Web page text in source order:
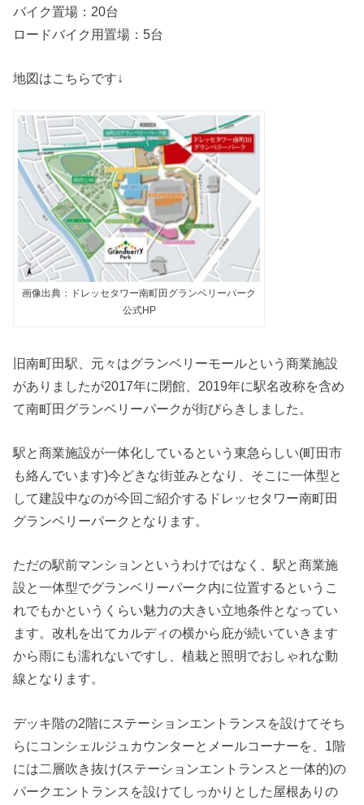
バイク置場：20台
ロードバイク用置場：5台
地図はこちらです↓
画像出典：ドレッセタワー南町田グランベリーパーク
公式HP
旧南町田駅、元々はグランベリーモールという商業施設
がありましたが2017年に閉館、2019年に駅名改称を含め
て南町田グランベリーパークが街びらきしました。
駅と商業施設が一体化しているという東急らしい(町田市
も絡んでいます)今どきな街並みとなり、そこに一体型と
して建設中なのが今回ご紹介するドレッセタワー南町田
グランベリーパークとなります。
ただの駅前マンションというわけではなく、駅と商業施
設と一体型でグランベリーパーク内に位置するというこ
れでもかというくらい魅力の大きい立地条件となってい
ます。改札を出てカルディの横から庇が続いていきます
から雨にも濡れないですし、植栽と照明でおしゃれな動
線となります。
デッキ階の2階にステーションエントランスを設けてそち
らにコンシェルジュカウンターとメールコーナーを、1階
には二層吹き抜け(ステーションエントランスと一体的)の
パークエントランスを設けてしっかりとした屋根ありの